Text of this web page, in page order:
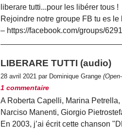
liberare tutti...pour les libérer tous !
Rejoindre notre groupe FB tu es le
– https://facebook.com/groups/
LIBERARE TUTTI (audio)
28 avril 2021 par Dominique Grange
1 commentaire
A Roberta Capelli, Marina
Narciso Manenti, Giorgio
En 2003, j’ai écrit cette chanson